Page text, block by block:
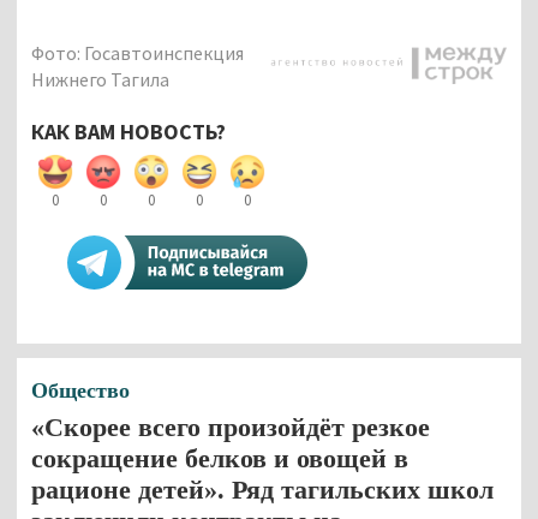
Фото: Госавтоинспекция
Нижнего Тагила
КАК ВАМ НОВОСТЬ?
0 0 0 0 0
Общество
«Скорее всего произойдёт резкое
сокращение белков и овощей в
рационе детей». Ряд тагильских школ